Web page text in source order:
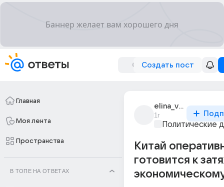
Создать пост
Главная
Моя лента
Пространства
В ТОПЕ НА ОТВЕТАХ
elina_voronina_29
1г
Политические
Китай
готовится к